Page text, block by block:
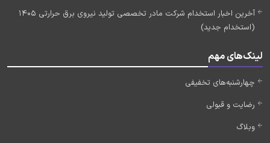
آخرین اخبار استخدام شرکت مادر تخصصی تولید نیروی برق حرارتی 1405
(استخدام جدید)
لینک‌های مهم
چهارشنبه‌های تخفیفی
رضایت و قبولی
وبلاگ